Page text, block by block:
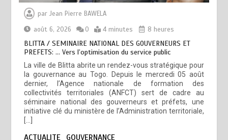
parJean Pierre BAWELA
août 6, 2026
0 4 minutes 8 heures
BLITTA / SEMINAIRE NATIONAL DES GOUVERNEURS ET
PREFETS: … Vers l’optimisation du service public
La ville de Blitta abrite un rendez-vous stratégique pour
la gouvernance au Togo. Depuis le mercredi 05 août
dernier, l’Agence nationale de formation des
collectivités territoriales (ANFCT) sert de cadre au
séminaire national des gouverneurs et préfets, une
initiative clé du ministère de l’Administration territoriale,
ACTUALITE GOUVERNANCE